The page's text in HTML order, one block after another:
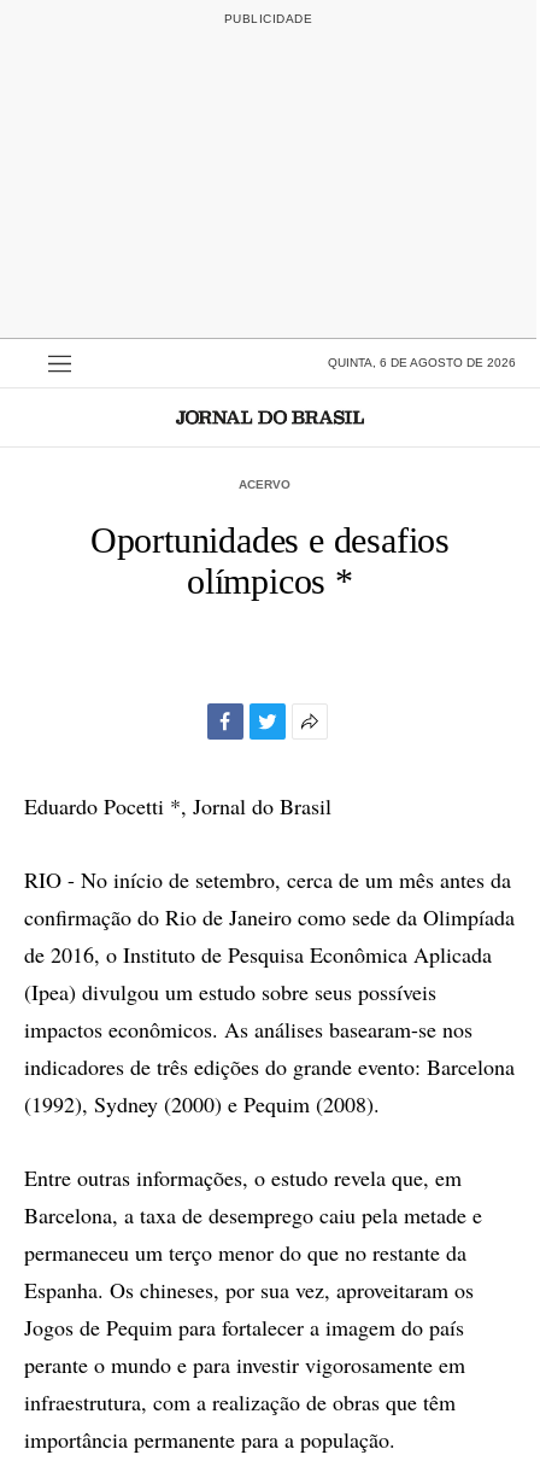
QUINTA, 6 DE AGOSTO DE 2026
ACERVO
Oportunidades e desafios
olímpicos *
compartilhamento
Eduardo Pocetti *, Jornal do Brasil
RIO - No início de setembro, cerca de um mês antes da
confirmação do Rio de Janeiro como sede da Olimpíada
de 2016, o Instituto de Pesquisa Econômica Aplicada
(Ipea) divulgou um estudo sobre seus possíveis
impactos econômicos. As análises basearam-se nos
indicadores de três edições do grande evento: Barcelona
(1992), Sydney (2000) e Pequim (2008).
Entre outras informações, o estudo revela que, em
Barcelona, a taxa de desemprego caiu pela metade e
permaneceu um terço menor do que no restante da
Espanha. Os chineses, por sua vez, aproveitaram os
Jogos de Pequim para fortalecer a imagem do país
perante o mundo e para investir vigorosamente em
infraestrutura, com a realização de obras que têm
importância permanente para a população.